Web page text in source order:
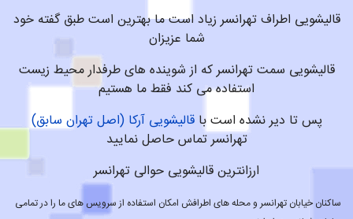
قالیشویی اطراف تهرانسر زیاد است ما بهترین است طبق گفته خود
شما عزیزان
قالیشویی سمت تهرانسر که از شوینده های طرفدار محیط زیست
استفاده می کند فقط ما هستیم
پس تا دیر نشده است باقالیشویی آرکا (اصل تهران سابق)
تهرانسر تماس حاصل نمایید
ارزانترین قالیشویی حوالی تهرانسر
ساکنان خیابان تهرانسر و محله های اطرافش امکان استفاده از سرویس های ما را در تمامی